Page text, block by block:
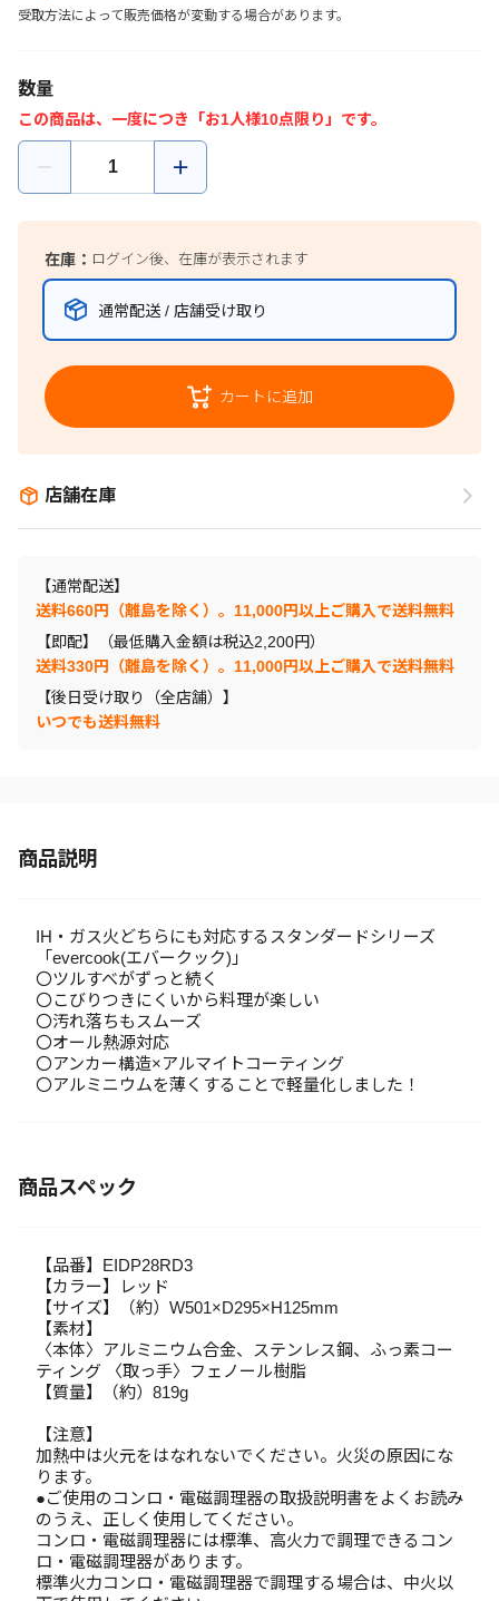
受取方法によって販売価格が変動する場合があります。
数量
この商品は、一度につき「お1人様10点限り」です。
在庫： ログイン後、在庫が表示されます
通常配送 / 店舗受け取り
カートに追加
店舗在庫
【通常配送】
送料660円（離島を除く）。11,000円以上ご購入で送料無料
【即配】（最低購入金額は税込2,200円）
送料330円（離島を除く）。11,000円以上ご購入で送料無料
【後日受け取り（全店舗）】
いつでも送料無料
商品説明
IH・ガス火どちらにも対応するスタンダードシリーズ
「evercook(エバークック)」
〇ツルすべがずっと続く
〇こびりつきにくいから料理が楽しい
〇汚れ落ちもスムーズ
〇オール熱源対応
〇アンカー構造×アルマイトコーティング
〇アルミニウムを薄くすることで軽量化しました！
商品スペック
【品番】EIDP28RD3
【カラー】レッド
【サイズ】（約）W501×D295×H125mm
【素材】
〈本体〉アルミニウム合金、ステンレス鋼、ふっ素コー
ティング 〈取っ手〉フェノール樹脂
【質量】（約）819g
【注意】
加熱中は火元をはなれないでください。火災の原因にな
ります。
●ご使用のコンロ・電磁調理器の取扱説明書をよくお読み
のうえ、正しく使用してください。
コンロ・電磁調理器には標準、高火力で調理できるコン
ロ・電磁調理器があります。
標準火力コンロ・電磁調理器で調理する場合は、中火以